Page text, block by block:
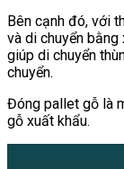
Bên cạnh đó, với
và di chuyển
giúp di chuyển
chuyển.
Đóng pallet gỗ là
gỗ xuất khẩu.